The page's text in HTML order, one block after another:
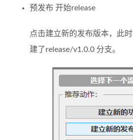
预发布 开始release
点击建立新的发布版本，此
建了release/v1.0.0 分支。